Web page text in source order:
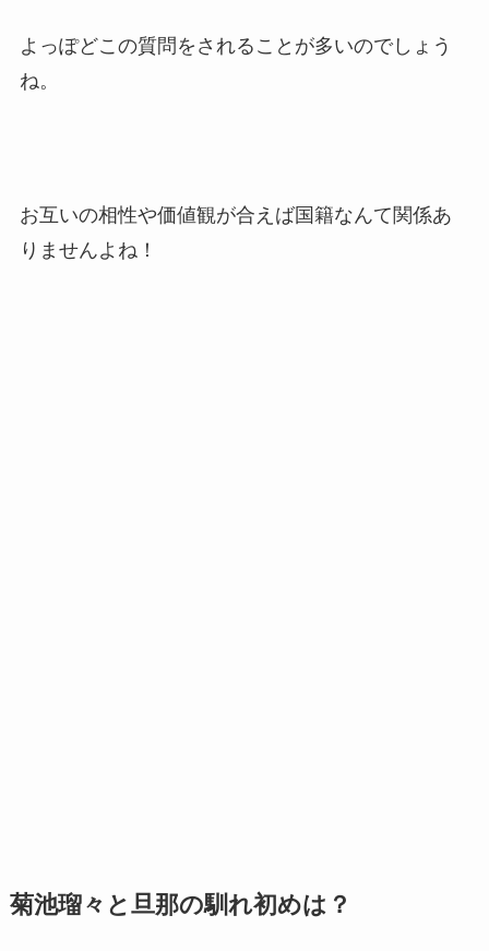
よっぽどこの質問をされることが多いのでしょう
ね。
お互いの相性や価値観が合えば国籍なんて関係あ
りませんよね！
菊池瑠々と旦那の馴れ初めは？